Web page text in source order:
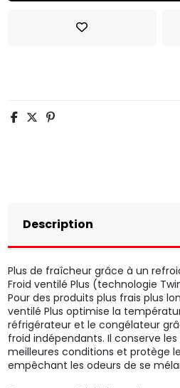
Description
Plus de fraîcheur grâce à un
Froid ventilé Plus (technologie
Pour des produits plus frais plus
ventilé Plus optimise la
réfrigérateur et le congélateur
froid indépendants. Il conserve
meilleures conditions et protège
empêchant les odeurs de se